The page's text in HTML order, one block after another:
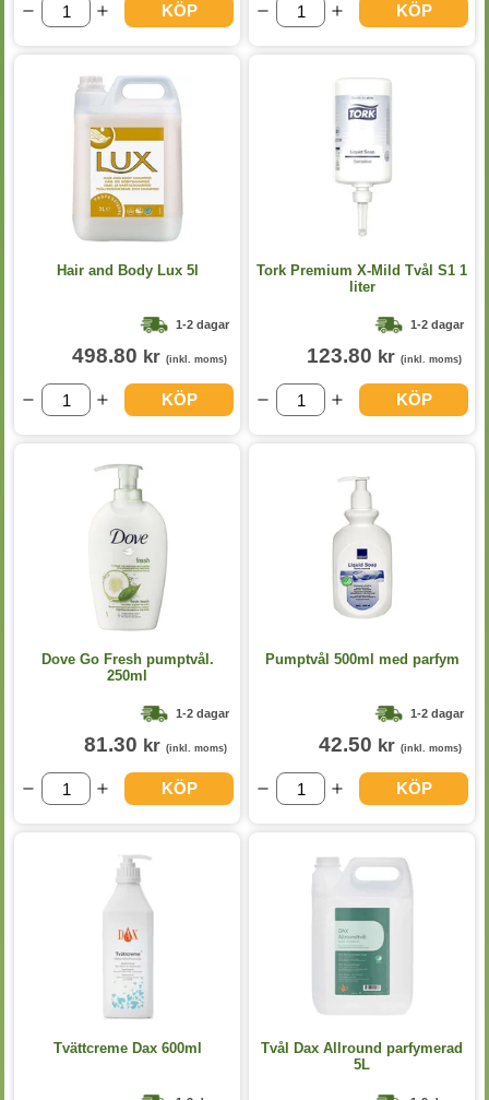
KÖP KÖP
Hair and Body Lux 5l
1-2 dagar
498.80 kr (inkl. moms)
KÖP
Tork Premium X-Mild Tvål S1 1
liter
1-2 dagar
123.80 kr (inkl. moms)
KÖP
Dove Go Fresh pumptvål.
250ml
1-2 dagar
81.30 kr (inkl. moms)
KÖP
Pumptvål 500ml med parfym
1-2 dagar
42.50 kr (inkl. moms)
KÖP
Tvättcreme Dax 600ml
Tvål Dax Allround parfymerad
5L